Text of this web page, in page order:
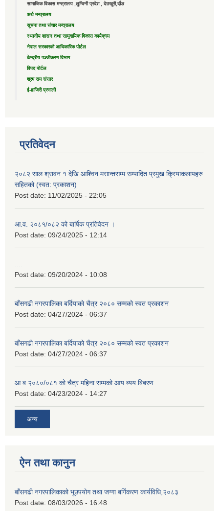
सामाजिक विकास मन्त्रालय ,लुम्विनी प्रदेश , देउखुरी,दाँङ
अर्थ मन्त्रालय
सूचना तथा संचार मन्त्रालय
स्थानीय शासन तथा सामुदायिक विकास कार्यक्रम
नेपाल सरकारको आधिकारिक पोर्टल
केन्द्रीय पञ्जीकरण विभाग
विपद पोर्टल
श्रम सम संसार
ई-हाजिरी प्रणाली
प्रतिवेदन
२०८२ साल श्रावन १ देखि आश्विन मसान्तसम्म सम्पादित प्रमुख क्रियाकलापहरु
सहितको (स्वत: प्रकाशन)
Post date: 11/02/2025 - 22:05
आ.व. २०८१/०८२ को बार्षिक प्रतिवेदन ।
Post date: 09/24/2025 - 12:14
....
Post date: 09/20/2024 - 10:08
बाँसगढी नगरपालिका बर्दियाको चैत्र २०८० सम्मको स्वत प्रकाशन
Post date: 04/27/2024 - 06:37
बाँसगढी नगरपालिका बर्दियाको चैत्र २०८० सम्मको स्वत प्रकाशन
Post date: 04/27/2024 - 06:37
आ ब २०८०/०८१ को चैत्र महिना सम्मको आय ब्यय बिबरण
Post date: 04/23/2024 - 14:27
अन्य
ऐन तथा कानुन
बाँसगढी नगरपालिकाको भूउपयोग तथा जग्गा बर्गिकरण कार्यविधि,२०८३
Post date: 08/03/2026 - 16:48